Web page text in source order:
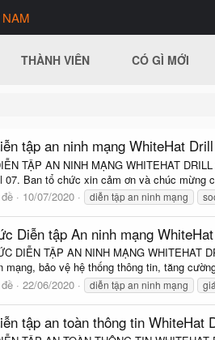
THÀNH VIÊN CÓ GÌ MỚI
tập an ninh mạng WhiteHat
TẬP AN NINH MẠNG WHITEHAT
07. Ban tổ chức xin cảm ơn và chúc
10/07/2020 diễn tập an ninh mạng
Diễn tập An ninh mạng
DIỄN TẬP AN NINH MẠNG WHITEHAT
bảo vệ hệ thống thông tin, tăng
22/06/2020 diễn tập an ninh mạng
tập an toàn thông tin WhiteHat